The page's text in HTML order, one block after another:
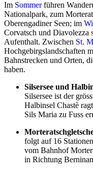
Im Sommerführen
Nationalpark, zum
Oberengadiner Seen; im
Corvatsch und Diavolezza
Aufenthalt. Zwischen St.
Hochgebirgslandschaften
Bahnstrecken und Orten,
haben.
Silsersee und
Silsersee ist der
Halbinsel Chastè
Sils Maria zu Fuss
folgt auf 16
vom Bahnhof
in Richtung